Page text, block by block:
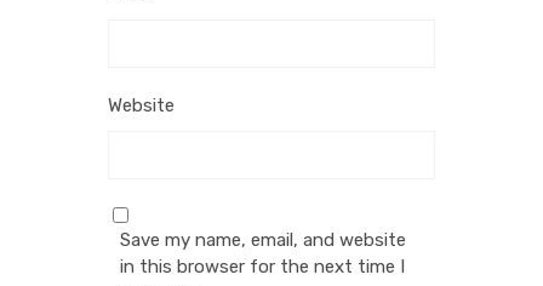
Website
Save my name, email, and website
in this browser for the next time I